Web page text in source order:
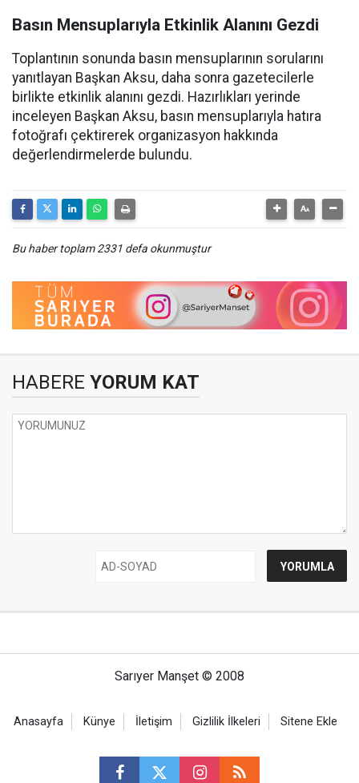
Basın Mensuplarıyla Etkinlik Alanını Gezdi
Toplantının sonunda basın mensuplarının sorularını
yanıtlayan Başkan Aksu, daha sonra gazetecilerle
birlikte etkinlik alanını gezdi. Hazırlıkları yerinde
inceleyen Başkan Aksu, basın mensuplarıyla hatıra
fotoğrafı çektirerek organizasyon hakkında
değerlendirmelerde bulundu.
Bu haber toplam 2331 defa okunmuştur
HABERE YORUM KAT
Sarıyer Manşet © 2008
Anasayfa Künye İletişim Gizlilik İlkeleri Sitene Ekle